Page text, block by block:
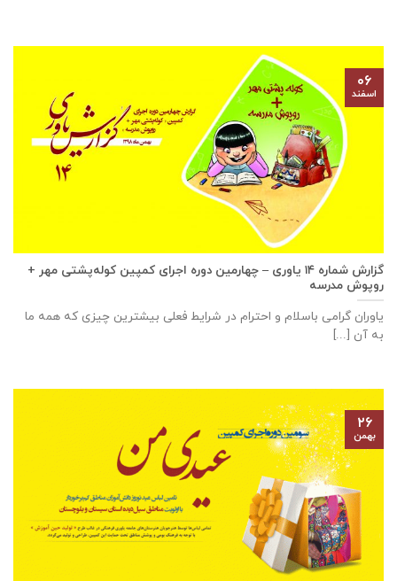
گزارش شماره ۱۴ یاوری – چهارمین دوره اجرای کمپین کوله‌پشتی مهر +
روپوش مدرسه
یاوران گرامی باسلام و احترام در شرایط فعلی بیشترین چیزی که همه ما
به آن [...]
۰۶
اسفند
۲۶
بهمن